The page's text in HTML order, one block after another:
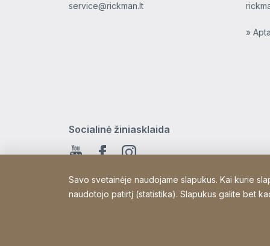
service@rickman.lt
»
Socialinė žiniasklaida
Savo svetainėje naudojame slapukus. Kai kurie
naudotojo patirtį (statistika). Slapukus galite bet